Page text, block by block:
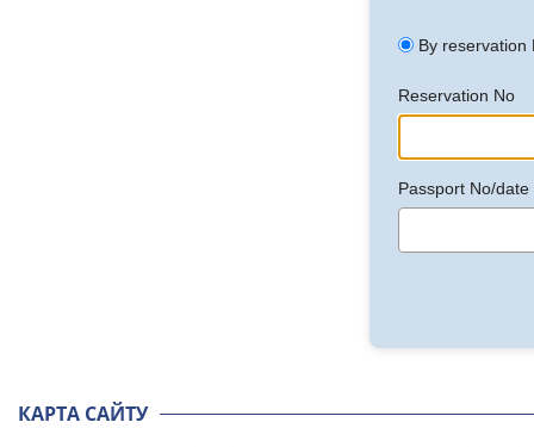
By reservation
Reservation No
Passport No/
КАРТА САЙТУ